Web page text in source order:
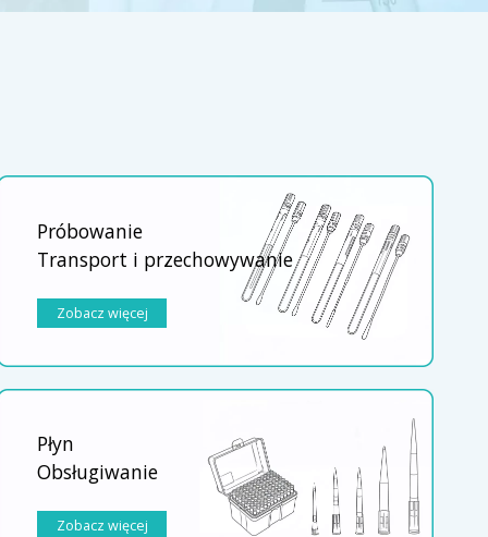
Próbowanie
Transport i przechowywanie
Zobacz więcej
Płyn
Obsługiwanie
Zobacz więcej